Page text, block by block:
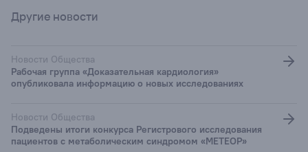
Другие новости
Новости Общества
Рабочая группа «Доказательная кардиология»
опубликовала информацию о новых исследованиях
Новости Общества
Подведены итоги конкурса Регистрового исследования
пациентов с метаболическим синдромом «МЕТЕОР»